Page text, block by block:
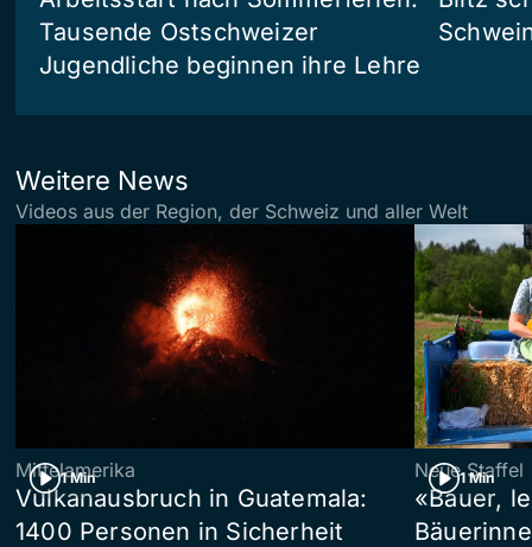
Tausende Ostschweizer
Jugendliche beginnen ihre Lehre
Weitere News
Videos aus der Region, der Schweiz und aller Welt
1 Min
Mittelamerika
Vulkanausbruch in Guatemala:
1400 Personen in Sicherheit
1 Min
Neue Staffel
«Bauer,